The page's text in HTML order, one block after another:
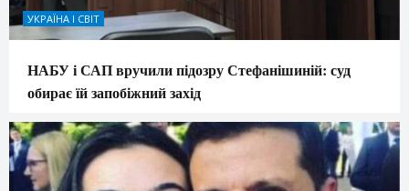
УКРАЇНА І СВІТ
НАБУ і САП вручили підозру Стефанішиній: суд
обирає їй запобіжний захід